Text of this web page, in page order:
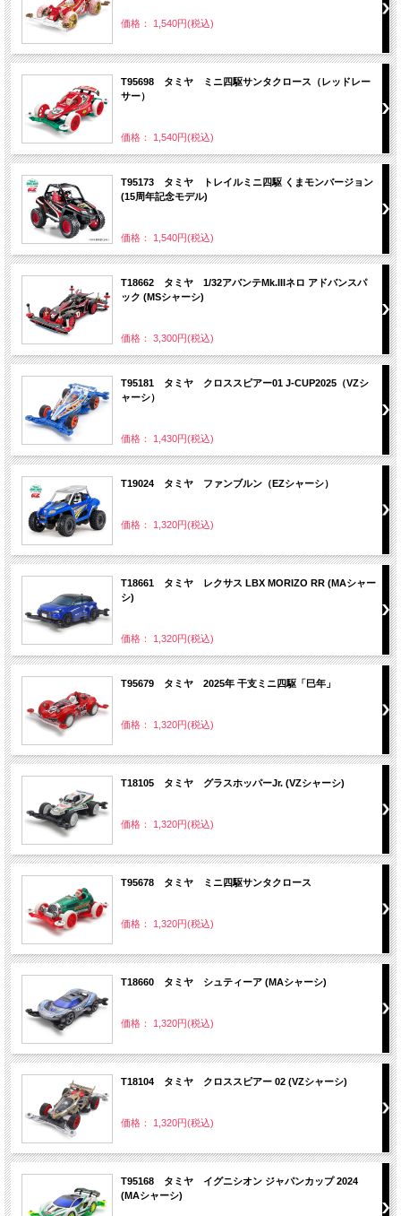
価格： 1,540円(税込)
T95698 タミヤ ミニ四駆サンタクロース（レッドレー
サー）
価格： 1,540円(税込)
T95173 タミヤ トレイルミニ四駆 くまモンバージョン
(15周年記念モデル)
価格： 1,540円(税込)
T18662 タミヤ 1/32アバンテMk.IIIネロ アドバンスパ
ック (MSシャーシ)
価格： 3,300円(税込)
T95181 タミヤ クロススピアー01 J-CUP2025（VZシ
ャーシ）
価格： 1,430円(税込)
T19024 タミヤ ファンブルン（EZシャーシ）
価格： 1,320円(税込)
T18661 タミヤ レクサス LBX MORIZO RR (MAシャー
シ)
価格： 1,320円(税込)
T95679 タミヤ 2025年 干支ミニ四駆「巳年」
価格： 1,320円(税込)
T18105 タミヤ グラスホッパーJr. (VZシャーシ)
価格： 1,320円(税込)
T95678 タミヤ ミニ四駆サンタクロース
価格： 1,320円(税込)
T18660 タミヤ シュティーア (MAシャーシ)
価格： 1,320円(税込)
T18104 タミヤ クロススピアー 02 (VZシャーシ)
価格： 1,320円(税込)
T95168 タミヤ イグニシオン ジャパンカップ 2024
(MAシャーシ)